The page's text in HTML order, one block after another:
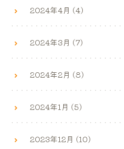
2024年4月 (4)
2024年3月 (7)
2024年2月 (8)
2024年1月 (5)
2023年12月 (10)